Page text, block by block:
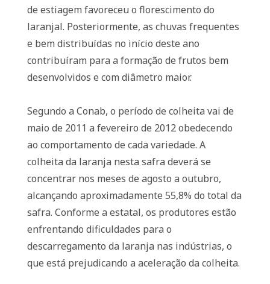
de estiagem favoreceu o florescimento do
laranjal. Posteriormente, as chuvas frequentes
e bem distribuídas no início deste ano
contribuíram para a formação de frutos bem
desenvolvidos e com diâmetro maior.
Segundo a Conab, o período de colheita vai de
maio de 2011 a fevereiro de 2012 obedecendo
ao comportamento de cada variedade. A
colheita da laranja nesta safra deverá se
concentrar nos meses de agosto a outubro,
alcançando aproximadamente 55,8% do total da
safra. Conforme a estatal, os produtores estão
enfrentando dificuldades para o
descarregamento da laranja nas indústrias, o
que está prejudicando a aceleração da colheita.